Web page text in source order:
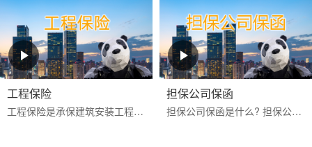
工程保险
工程保险是承保建筑安装工程期间一切意外物质损失和对第三人经济赔偿责任的保险。包括建筑工程一切险与安装工程一切险,属综合性保险。保险标的为工程项目主体、工程用的机械...
担保公司保函
担保公司保函是什么? 担保公司保函是指担保公司应客户的申请而开立的有担保性质的书面承诺文件，一旦申请人未按其与受益人签订的合同的约定偿还债务或履行约定义务时，由担...